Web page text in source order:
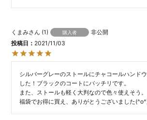
くまみ 1 購入者
非公開
投稿日
2021/11/03
シルバーグレーのストールにチャコールハンド
した！ブラックのコートにバッチリです。
また、ストールも軽く大判なので色々使えそう。
福袋でお得に買え、ありがとうございました